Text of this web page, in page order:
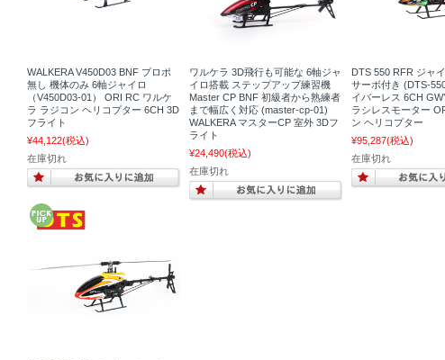
WALKERA V450D03 BNF プロポ
無し 機体のみ 6軸ジャイロ
（V450D03-01） ORI RC ワルケ
ラ ラジコン ヘリコプター 6CH 3D
フライト
¥44,122(税込)
在庫切れ
ワルケラ 3D飛行も可能な 6軸ジャ
イロ搭載 ステップアップ練習機
Master CP BNF 初級者から熟練者
まで幅広く対応 (master-cp-01)
WALKERA マスターCP 室外 3Dフ
ライト
¥24,490(税込)
在庫切れ
DTS 550 RFR ジャ
サーボ付き (DTS-
イバーレス 6CH
ラシレスモーター
ン ヘリコプター
¥95,287(税込)
在庫切れ